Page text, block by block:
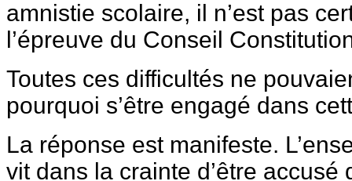
amnistie scolaire, il n’est pas
l’épreuve du Conseil
Toutes ces difficultés ne
pourquoi s’être engagé dans
La réponse est manifeste.
vit dans la crainte d’être